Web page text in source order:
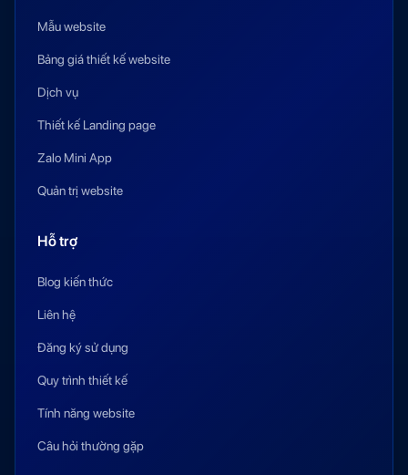
Mẫu website
Bảng giá thiết kế website
Dịch vụ
Thiết kế Landing page
Zalo Mini App
Quản trị website
Hỗ trợ
Blog kiến thức
Liên hệ
Đăng ký sử dụng
Quy trình thiết kế
Tính năng website
Câu hỏi thường gặp